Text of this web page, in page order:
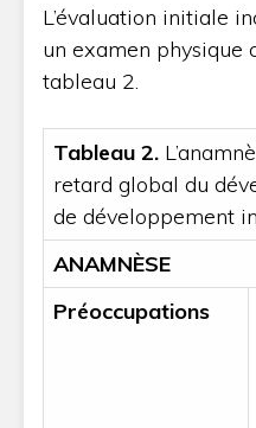
L’évaluation initiale
un examen physique
tableau 2.
Tableau 2.
retard global du
de développement
ANAMNÈSE
Préoccupations